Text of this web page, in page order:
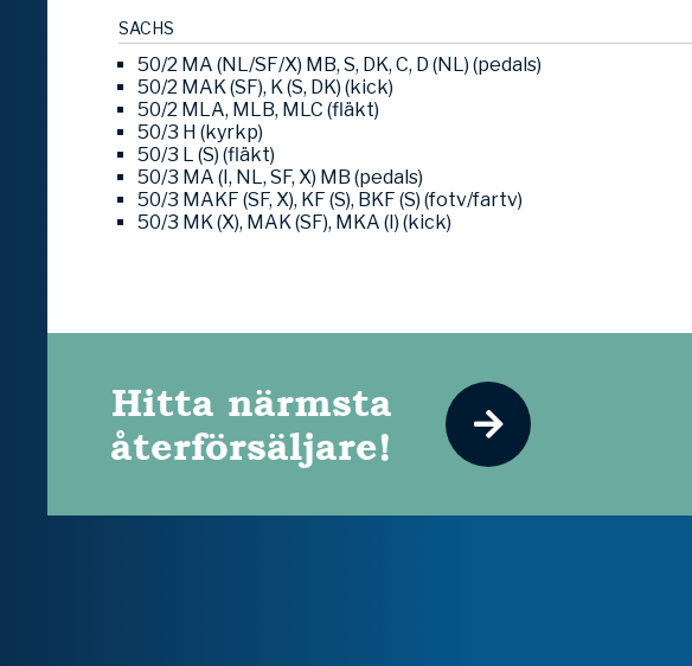
SACHS
50/2 MA (NL/SF/X) MB, S, DK, C, D (NL) (pedals)
50/2 MAK (SF), K (S, DK) (kick)
50/2 MLA, MLB, MLC (fläkt)
50/3 H (kyrkp)
50/3 L (S) (fläkt)
50/3 MA (I, NL, SF, X) MB (pedals)
50/3 MAKF (SF, X), KF (S), BKF (S) (fotv/fartv)
50/3 MK (X), MAK (SF), MKA (I) (kick)
Hitta närmsta
återförsäljare!